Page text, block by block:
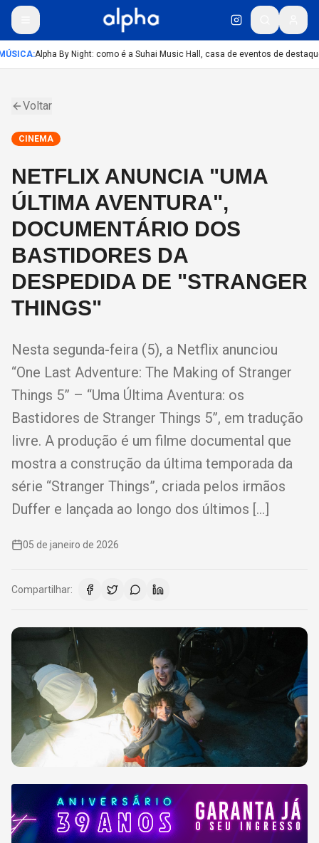
:Alpha By Night: como é a Suhai Music Hall, casa de eventos de
Voltar
CINEMA
NETFLIX ANUNCIA "UMA
ÚLTIMA AVENTURA",
DOCUMENTÁRIO DOS
BASTIDORES DA
DESPEDIDA DE "STRANGER
THINGS"
Nesta segunda-feira (5), a Netflix anunciou
“One Last Adventure: The Making of Stranger
Things 5” – “Uma Última Aventura: os
Bastidores de Stranger Things 5”, em tradução
livre. A produção é um filme documental que
mostra a construção da última temporada da
série “Stranger Things”, criada pelos irmãos
Duffer e lançada ao longo dos últimos […]
05 de janeiro de 2026
Compartilhar: